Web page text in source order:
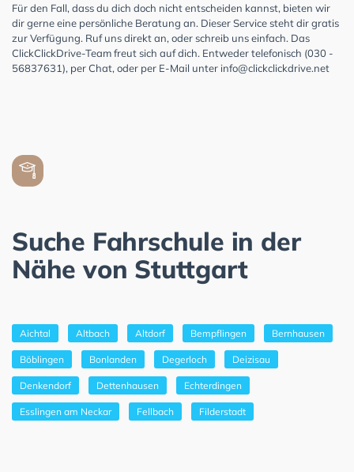
Für den Fall, dass du dich doch nicht entscheiden kannst, bieten wir
dir gerne eine persönliche Beratung an. Dieser Service steht dir gratis
zur Verfügung. Ruf uns direkt an, oder schreib uns einfach. Das
ClickClickDrive-Team freut sich auf dich. Entweder telefonisch (030 -
56837631), per Chat, oder per E-Mail unter info@clickclickdrive.net
Suche Fahrschule in der
Nähe von Stuttgart
Aichtal Altbach Altdorf Bempflingen Bernhausen
Böblingen Bonlanden Degerloch Deizisau
Denkendorf Dettenhausen Echterdingen
Esslingen am Neckar Fellbach Filderstadt